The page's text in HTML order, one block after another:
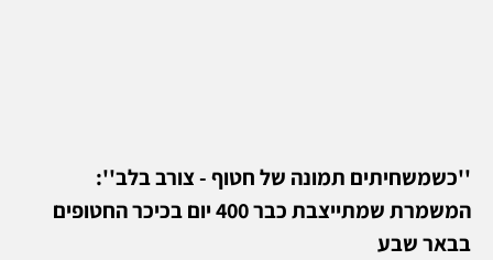
''כשמשחיתים תמונה של חטוף - צורב בלב'':
המשמרת שמתייצבת כבר 400 יום בכיכר החטופים
בבאר שבע